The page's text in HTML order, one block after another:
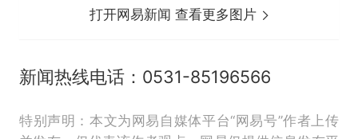
打开网易新闻 查看更多图片
新闻热线电话：0531-85196566
特别声明：本文为网易自媒体平台“网易号”作者上传